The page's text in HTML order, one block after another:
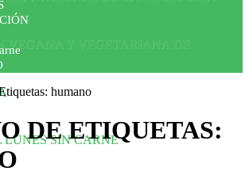
VEGANA Y VEGETARIANA DE
LUNES SIN CARNE
humano
DE ETIQUETAS: